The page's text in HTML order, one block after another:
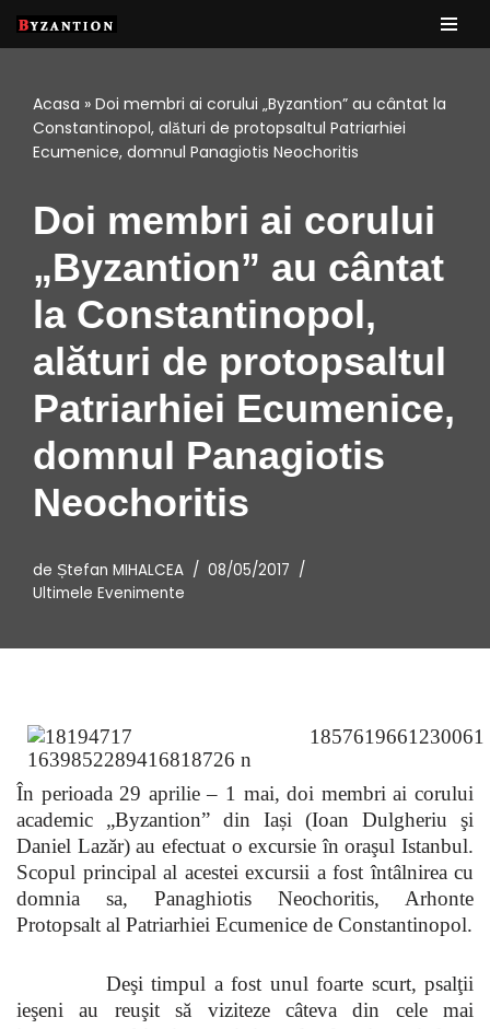
conținut
Acasa » Doi membri ai corului „Byzantion” au cântat la
Constantinopol, alături de protopsaltul Patriarhiei
Ecumenice, domnul Panagiotis Neochoritis
Doi membri ai corului
„Byzantion” au cântat
la Constantinopol,
alături de protopsaltul
Patriarhiei Ecumenice,
domnul Panagiotis
Neochoritis
de Ștefan MIHALCEA
08/05/2017
Ultimele Evenimente
În perioada 29 aprilie – 1 mai, doi membri ai corului
academic „Byzantion” din Iași (Ioan Dulgheriu şi
Daniel Lazăr) au efectuat o excursie în oraşul Istanbul.
Scopul principal al acestei excursii a fost întâlnirea cu
domnia sa, Panaghiotis Neochoritis, Arhonte
Protopsalt al Patriarhiei Ecumenice de Constantinopol.
Deşi timpul a fost unul foarte scurt, psalţii
ieşeni au reuşit să viziteze câteva din cele mai